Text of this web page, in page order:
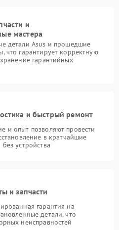
и
мастера
детали Asus и прошедшие
что гарантирует корректную
гарантийных
и быстрый ремонт
и опыт позволяют провести
в кратчайшие
устройства
и запчасти
гарантия на
детали, что
неисправностей